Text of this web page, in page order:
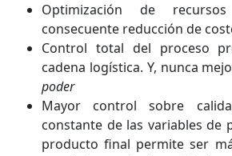
Optimización de
consecuente reducción de
Control total del proceso
cadena logística. Y, nunca
poder
Mayor control sobre
constante de las variables de
producto final permite ser